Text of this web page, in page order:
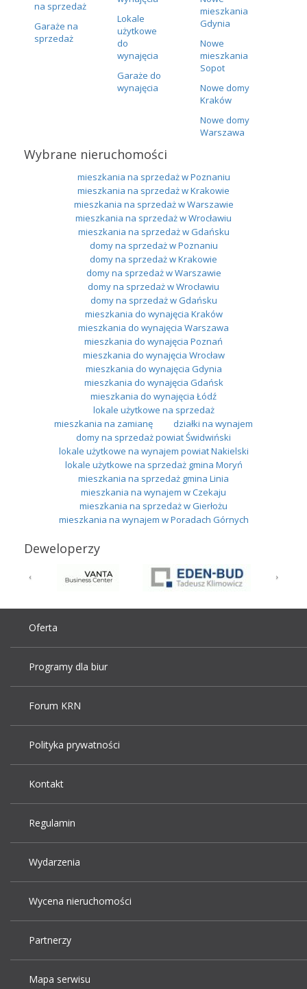
na sprzedaż
Garaże na
sprzedaż
Lokale
użytkowe
do
wynajęcia
Garaże do
wynajęcia
mieszkania
Gdynia
Nowe
mieszkania
Sopot
Nowe domy
Kraków
Nowe domy
Warszawa
Wybrane nieruchomości
mieszkania na sprzedaż w Poznaniu
mieszkania na sprzedaż w Krakowie
mieszkania na sprzedaż w Warszawie
mieszkania na sprzedaż w Wrocławiu
mieszkania na sprzedaż w Gdańsku
domy na sprzedaż w Poznaniu
domy na sprzedaż w Krakowie
domy na sprzedaż w Warszawie
domy na sprzedaż w Wrocławiu
domy na sprzedaż w Gdańsku
mieszkania do wynajęcia Kraków
mieszkania do wynajęcia Warszawa
mieszkania do wynajęcia Poznań
mieszkania do wynajęcia Wrocław
mieszkania do wynajęcia Gdynia
mieszkania do wynajęcia Gdańsk
mieszkania do wynajęcia Łódź
lokale użytkowe na sprzedaż
mieszkania na zamianę
działki na wynajem
domy na sprzedaż powiat Świdwiński
lokale użytkowe na wynajem powiat Nakielski
lokale użytkowe na sprzedaż gmina Moryń
mieszkania na sprzedaż gmina Linia
mieszkania na wynajem w Czekaju
mieszkania na sprzedaż w Gierłożu
mieszkania na wynajem w Poradach Górnych
Deweloperzy
Oferta
Programy dla biur
Forum KRN
Polityka prywatności
Kontakt
Regulamin
Wydarzenia
Wycena nieruchomości
Partnerzy
Mapa serwisu